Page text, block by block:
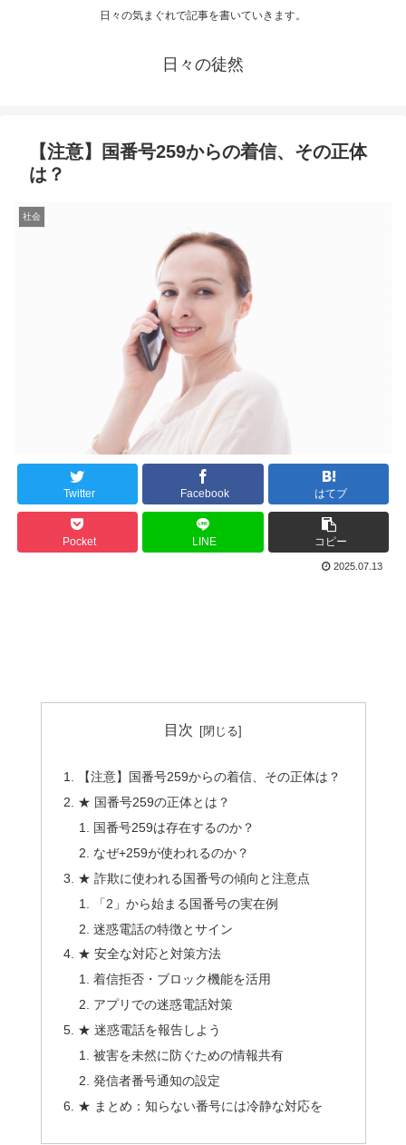
日々の気まぐれで記事を書いていきます。
日々の徒然
【注意】国番号259からの着信、その正体
は？
社会
Twitter Facebook はてブ
Pocket LINE コピー
2025.07.13
目次
【注意】国番号259からの着信、その正体は？
★ 国番号259の正体とは？
国番号259は存在するのか？
なぜ+259が使われるのか？
★ 詐欺に使われる国番号の傾向と注意点
「2」から始まる国番号の実在例
迷惑電話の特徴とサイン
★ 安全な対応と対策方法
着信拒否・ブロック機能を活用
アプリでの迷惑電話対策
★ 迷惑電話を報告しよう
被害を未然に防ぐための情報共有
発信者番号通知の設定
★ まとめ：知らない番号には冷静な対応を